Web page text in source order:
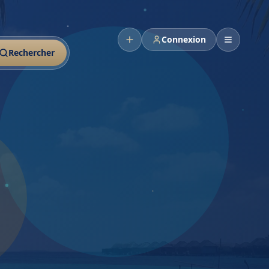
Rechercher
Connexion